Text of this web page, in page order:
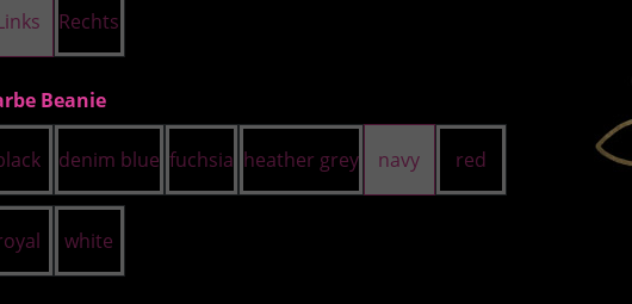
Rechts
Beanieauswählen
denim blue fuchsia heather grey navy red
white